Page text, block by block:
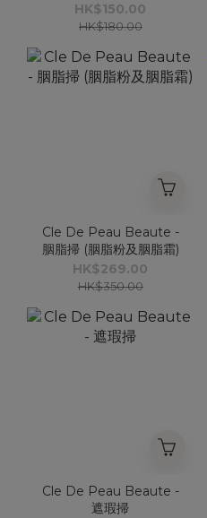
HK$150.00
HK$180.00
Cle De Peau Beaute -
胭脂掃 (胭脂粉及胭脂霜)
HK$269.00
HK$350.00
Cle De Peau Beaute -
遮瑕掃